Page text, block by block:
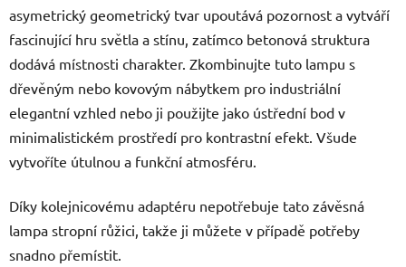
asymetrický geometrický tvar upoutává pozornost a vytváří
fascinující hru světla a stínu, zatímco betonová struktura
dodává místnosti charakter. Zkombinujte tuto lampu s
dřevěným nebo kovovým nábytkem pro industriální
elegantní vzhled nebo ji použijte jako ústřední bod v
minimalistickém prostředí pro kontrastní efekt. Všude
vytvoříte útulnou a funkční atmosféru.
Díky kolejnicovému adaptéru nepotřebuje tato závěsná
lampa stropní růžici, takže ji můžete v případě potřeby
snadno přemístit.